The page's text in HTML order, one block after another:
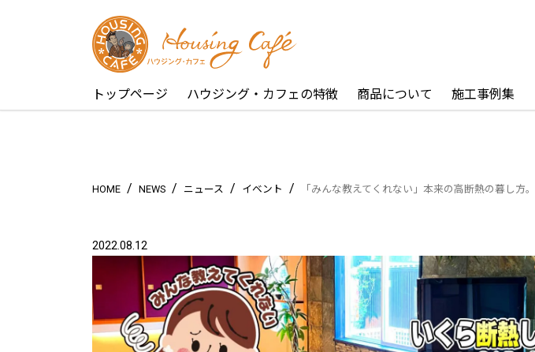
トップページ ハウジング・カフェの特徴 商品について 施工事例集
HOME / NEWS / ニュース / イベント / 「みんな教えてくれない」本来の高断熱の暮し方。
2022.08.12